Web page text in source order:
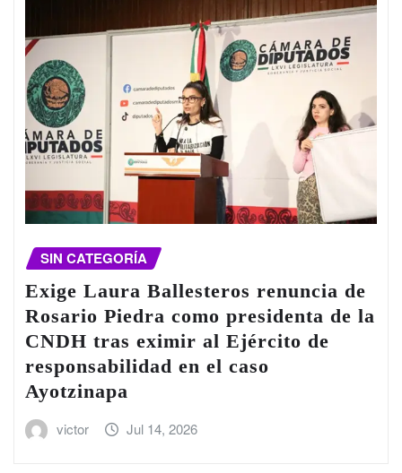
SIN CATEGORÍA
Exige Laura Ballesteros renuncia de
Rosario Piedra como presidenta de la
CNDH tras eximir al Ejército de
responsabilidad en el caso
Ayotzinapa
victor Jul 14, 2026